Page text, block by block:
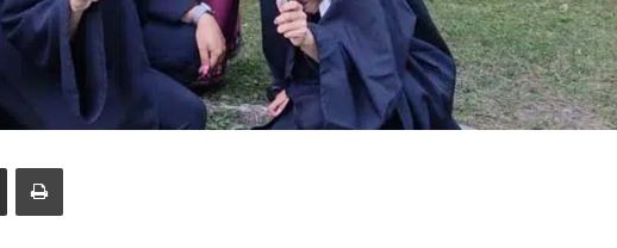
Compartir por correo electrónicoImprimir